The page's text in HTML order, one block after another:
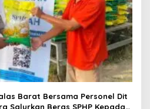
Barat Bersama Personel Dit
Salurkan Beras SPHP Kepada